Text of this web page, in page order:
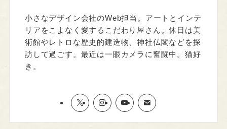
小さなデザイン会社のWeb担当。アートとインテ
リアをこよなく愛するこだわり屋さん。休日は美
術館やレトロな歴史的建造物、神社仏閣などを探
訪して過ごす。最近は一眼カメラに奮闘中。猫好
き。